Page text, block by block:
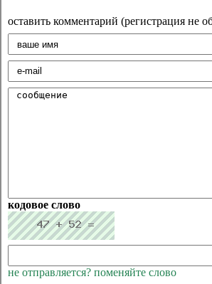
оставить комментарий (регистрация не
кодовое слово
не отправляется? поменяйте слово